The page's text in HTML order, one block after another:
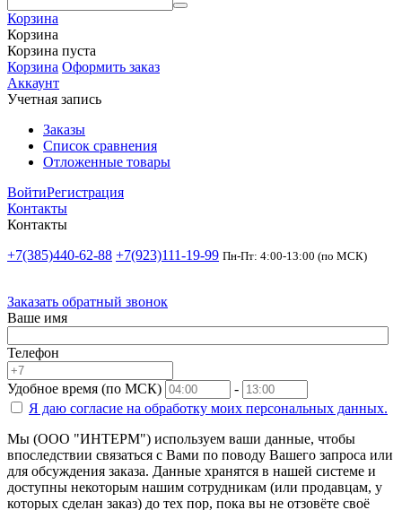
Корзина
Корзина
Корзина пуста
Корзина Оформить заказ
Аккаунт
Учетная запись
Заказы
Список сравнения
Отложенные товары
ВойтиРегистрация
Контакты
Контакты
+7(385)440-62-88 +7(923)111-19-99 Пн-Пт: 4:00-13:00 (по МСК)
Заказать обратный звонок
Ваше имя
Телефон
Удобное время (по МСК)
-
Я даю согласие на обработку моих персональных данных.
Мы (ООО "ИНТЕРМ") используем ваши данные, чтобы
впоследствии связаться с Вами по поводу Вашего запроса или
для обсуждения заказа. Данные хранятся в нашей системе и
доступны некоторым нашим сотрудникам (или продавцам, у
которых сделан заказ) до тех пор, пока вы не отзовёте своё